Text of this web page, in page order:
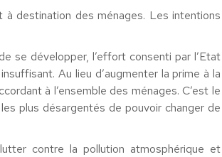
destination des ménages. Les intentions
se développer, l’effort consenti par l’Etat
Au lieu d’augmenter la prime à la
à l’ensemble des ménages. C’est le
plus désargentés de pouvoir changer de
contre la pollution atmosphérique et